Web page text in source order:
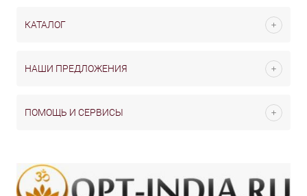
КАТАЛОГ
НАШИ ПРЕДЛОЖЕНИЯ
ПОМОЩЬ И СЕРВИСЫ